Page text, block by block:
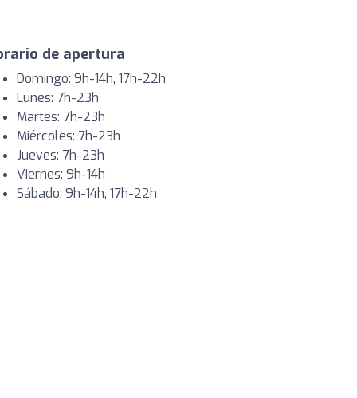
de apertura
Domingo: 9h-14h, 17h-22h
Lunes: 7h-23h
Martes: 7h-23h
Miércoles: 7h-23h
Jueves: 7h-23h
Viernes: 9h-14h
Sábado: 9h-14h, 17h-22h